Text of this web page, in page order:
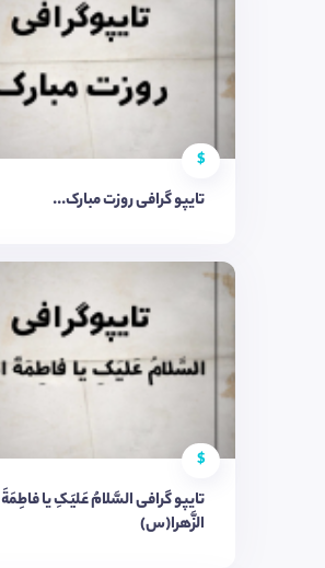
$
تایپو گرافی روزت مبارک...
$
تایپو گرافی السَّلامُ عَلیَکِ یا فاطِمَةَ
الزَّهرا(س)